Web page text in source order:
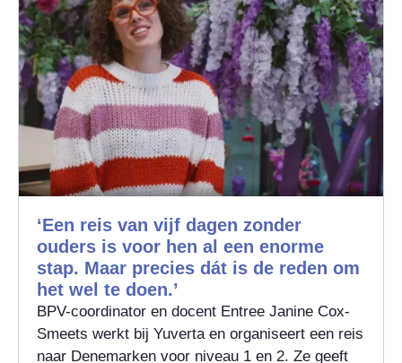
‘Een reis van vijf dagen zonder
ouders is voor hen al een enorme
stap. Maar precies dát is de reden om
het wel te doen.’
BPV-coordinator en docent Entree Janine Cox-
Smeets werkt bij Yuverta en organiseert een reis
naar Denemarken voor niveau 1 en 2. Ze geeft